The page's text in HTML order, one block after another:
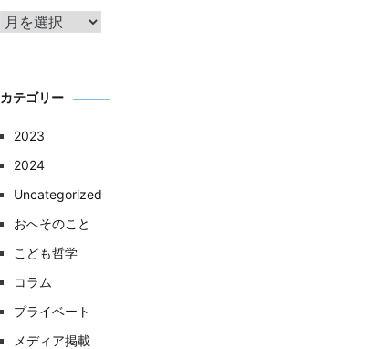
カテゴリー
2023
2024
Uncategorized
おへそのこと
こども哲学
コラム
プライベート
メディア掲載